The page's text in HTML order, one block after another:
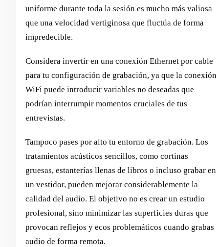
uniforme durante toda la sesión es mucho más valiosa
que una velocidad vertiginosa que fluctúa de forma
impredecible.
Considera invertir en una conexión Ethernet por cable
para tu configuración de grabación, ya que la conexión
WiFi puede introducir variables no deseadas que
podrían interrumpir momentos cruciales de tus
entrevistas.
Tampoco pases por alto tu entorno de grabación. Los
tratamientos acústicos sencillos, como cortinas
gruesas, estanterías llenas de libros o incluso grabar en
un vestidor, pueden mejorar considerablemente la
calidad del audio. El objetivo no es crear un estudio
profesional, sino minimizar las superficies duras que
provocan reflejos y ecos problemáticos cuando grabas
audio de forma remota.